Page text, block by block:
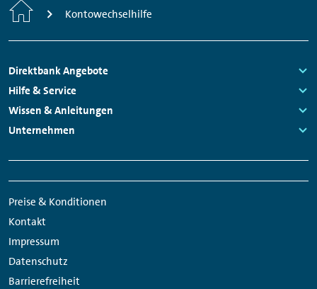
Home Kontowechselhilfe
Footer
Navigation
Direktbank Angebote
Links:
Hilfe & Service
Links:
Wissen & Anleitungen
Links:
Unternehmen
Navigation
Preise & Konditionen
Kontakt
Impressum
Datenschutz
Barrierefreiheit
Media
Links